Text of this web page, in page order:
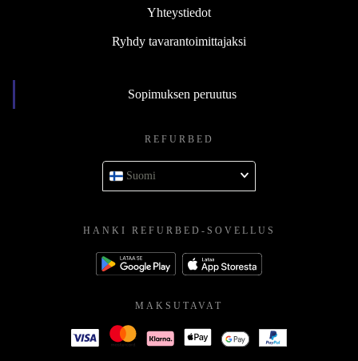
Yhteystiedot
Ryhdy tavarantoimittajaksi
Sopimuksen peruutus
REFURBED
Suomi
HANKI REFURBED-SOVELLUS
MAKSUTAVAT